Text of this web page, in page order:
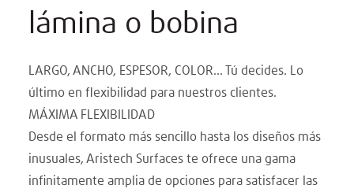
lámina o bobina
LARGO, ANCHO, ESPESOR, COLOR... Tú decides. Lo
último en flexibilidad para nuestros clientes.
MÁXIMA FLEXIBILIDAD
Desde el formato más sencillo hasta los diseños más
inusuales, Aristech Surfaces te ofrece una gama
infinitamente amplia de opciones para satisfacer las